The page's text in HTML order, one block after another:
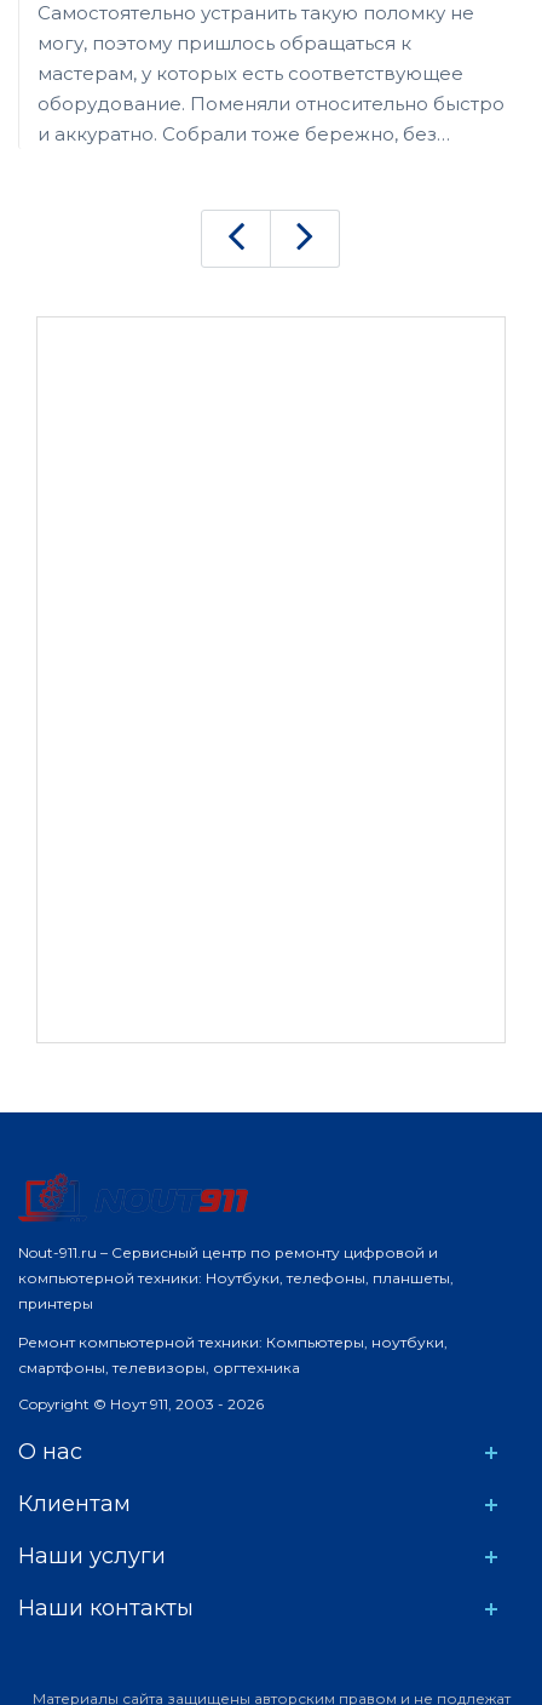
Самостоятельно устранить такую поломку не
могу, поэтому пришлось обращаться к
мастерам, у которых есть соответствующее
оборудование. Поменяли относительно быстро
и аккуратно. Собрали тоже бережно, без
Nout-911.ru – Сервисный центр по ремонту цифровой и
компьютерной техники: Ноутбуки, телефоны, планшеты,
принтеры
Ремонт компьютерной техники: Компьютеры, ноутбуки,
смартфоны, телевизоры, оргтехника
Copyright © Ноут 911, 2003 - 2026
О нас
Клиентам
Наши услуги
Наши контакты
Материалы сайта защищены авторским правом и не подлежат